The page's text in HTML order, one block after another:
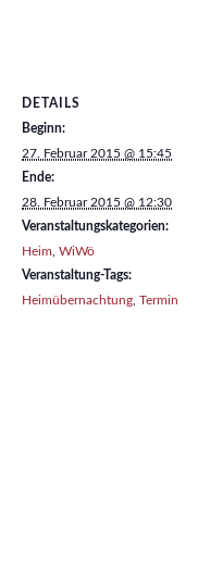
DETAILS
Beginn:
27. Februar 2015 @ 15:45
Ende:
28. Februar 2015 @ 12:30
Veranstaltungskategorien:
Heim WiWö
Veranstaltung-Tags:
Heimübernachtung Termin